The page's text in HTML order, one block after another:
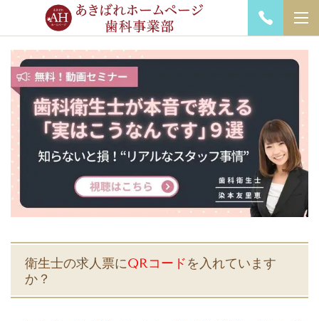
衛生士の求人票にQRコードを入れています
か？